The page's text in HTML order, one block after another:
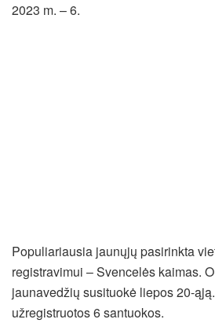
2023 m. – 6.
Populiariausia jaunųjų pasirinkta
registravimui – Svencelės kaimas.
jaunavedžių susituokė liepos 20-
užregistruotos 6 santuokos.